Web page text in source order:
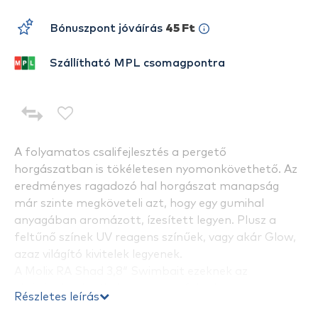
A folyamatos csalifejlesztés a pergető
horgászatban is tökéletesen nyomonkövethető. Az
eredményes ragadozó hal horgászat manapság
már szinte megköveteli azt, hogy egy gumihal
anyagában aromázott, ízesített legyen. Plusz a
feltűnő színek UV reagens színűek, vagy akár Glow,
azaz világító kivitelek legyenek.
Részletes leírás
Bónuszpont jóváírás 45 Ft
Szállítható MPL csomagpontra